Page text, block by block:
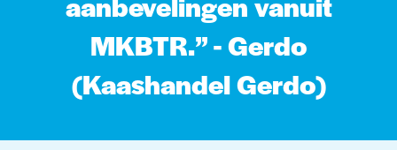
MKBTR.” - Gerdo
(Kaashandel Gerdo)